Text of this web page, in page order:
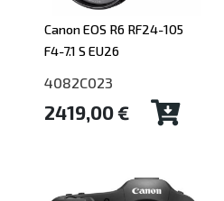
Canon EOS R6 RF24-105
F4-7.1 S EU26
4082C023
2419,00 €